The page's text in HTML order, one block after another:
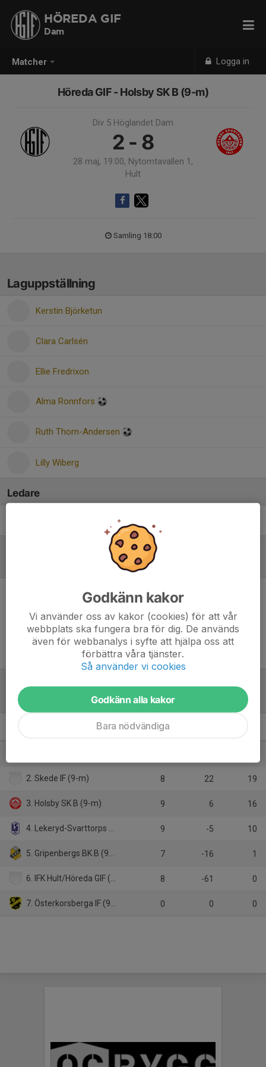
Matcher Logga in
HÖREDA GIF
Dam
Höreda GIF - Holsby SK B (9-m)
Div 5 Höglandet Dam
2 - 8
28 maj, 19:00, Nytomtavallen 1,
Hult
Samling 18:00
Laguppställning
Kerstin Björketun
Clara Carlsén
Ellie Fredrixon
Alma Ronnfors
Ruth Thorn-Andersen
Lilly Wiberg
Ledare
Tränare
Inget referat skrivet
Tabell
M
2. Skede IF (9-m) 8 22 19
3. Holsby SK B (9-m) 9 6 16
4. Lekeryd-Svarttorps SK (9-m) 9 -5 10
5. Gripenbergs BK B (9-m) 7 -16 1
6. IFK Hult/Höreda GIF (9-m) 8 -61 0
7. Österkorsberga IF (9-m) 0 0 0
Godkänn kakor
Vi använder oss av kakor (cookies) för att vår
webbplats ska fungera bra för dig. De används
även för webbanalys i syfte att hjälpa oss att
förbättra våra tjänster.
Så använder vi cookies
Godkänn alla kakor
Bara nödvändiga